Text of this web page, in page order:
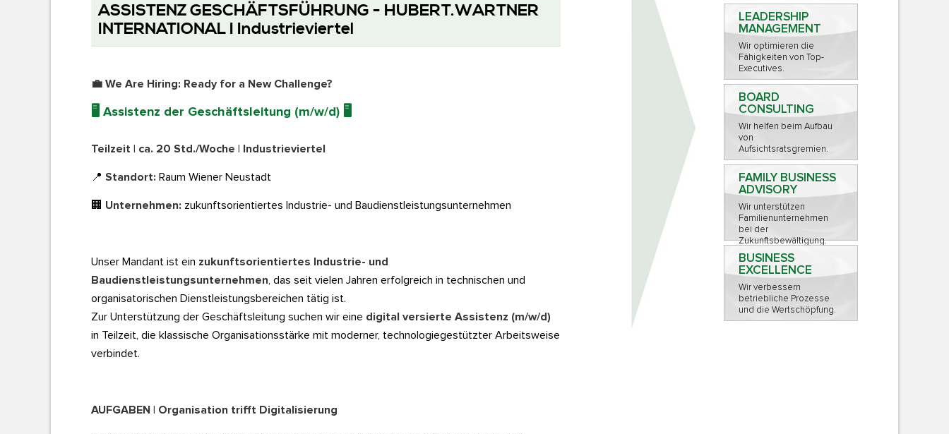
ASSISTENZ GESCHÄFTSFÜHRUNG - HUBERT.WARTNER
INTERNATIONAL I Industrieviertel
💼 We Are Hiring: Ready for a New Challenge?
🖥️ Assistenz der Geschäftsleitung (m/w/d) 🖥️
Teilzeit | ca. 20 Std./Woche | Industrieviertel
📍 Standort: Raum Wiener Neustadt
🏢 Unternehmen: zukunftsorientiertes Industrie- und Baudienstleistungsunternehmen
Unser Mandant ist ein zukunftsorientiertes Industrie- und
Baudienstleistungsunternehmen , das seit vielen Jahren erfolgreich in technischen und
organisatorischen Dienstleistungsbereichen tätig ist.
Zur Unterstützung der Geschäftsleitung suchen wir eine digital versierte Assistenz (m/w/d)
in Teilzeit, die klassische Organisationsstärke mit moderner, technologiegestützter Arbeitsweise
verbindet.
AUFGABEN | Organisation trifft Digitalisierung
LEADERSHIP
MANAGEMENT
Wir optimieren die
Fähigkeiten von Top-
Executives.
Leadership Management ...
BOARD
CONSULTING
Wir helfen beim Aufbau
von
Aufsichtsratsgremien.
FAMILY BUSINESS
ADVISORY
Wir unterstützen
Familienunternehmen
bei der
Zukunftsbewältigung.
Family Business Advisory ...
BUSINESS
EXCELLENCE
Wir verbessern
betriebliche Prozesse
und die Wertschöpfung.